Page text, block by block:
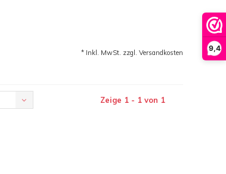
9,4
* Inkl. MwSt. zzgl. Versandkosten
Zeige 1 - 1 von 1